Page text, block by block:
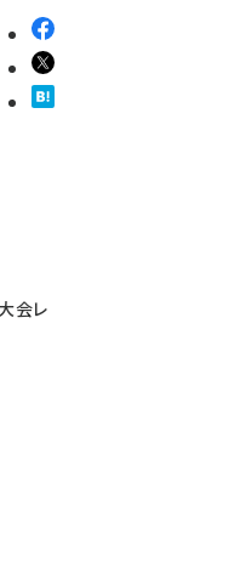
会レ